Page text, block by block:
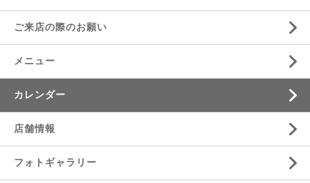
ご来店の際のお願い
メニュー
カレンダー
店舗情報
フォトギャラリー